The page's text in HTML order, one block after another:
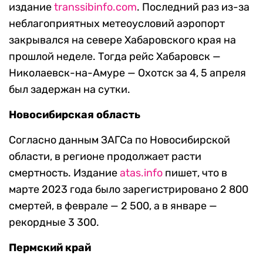
изданиеtranssibinfo.com. Последний раз из-за
неблагоприятных метеоусловий аэропорт
закрывался на севере Хабаровского края на
прошлой неделе. Тогда рейс Хабаровск —
Николаевск-на-Амуре — Охотск за 4, 5 апреля
был задержан на сутки.
Новосибирская область
Согласно данным ЗАГСа по Новосибирской
области, в регионе продолжает расти
смертность. Изданиеatas.info пишет, что в
марте 2023 года было зарегистрировано 2 800
смертей, в феврале — 2 500, а в январе —
рекордные 3 300.
Пермский край